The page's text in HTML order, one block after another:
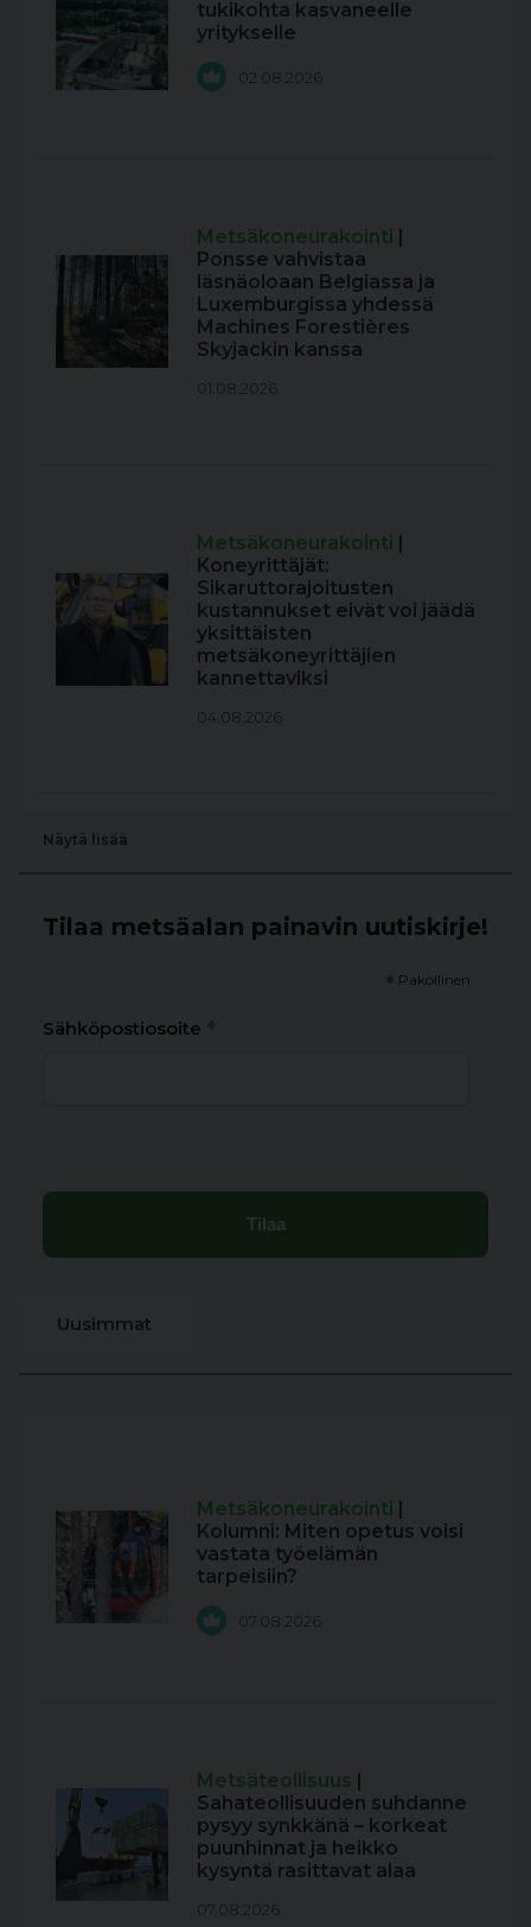
tukikohta kasvaneelle
yritykselle
02.08.2026
Metsäkoneurakointi |
Ponsse vahvistaa
läsnäoloaan Belgiassa ja
Luxemburgissa yhdessä
Machines Forestières
Skyjackin kanssa
01.08.2026
Metsäkoneurakointi |
Koneyrittäjät:
Sikaruttorajoitusten
kustannukset eivät voi jäädä
yksittäisten
metsäkoneyrittäjien
kannettaviksi
04.08.2026
Näytä lisää
Tilaa metsäalan painavin uutiskirje!
* Pakollinen
Sähköpostiosoite *
Uusimmat
Metsäkoneurakointi
Kolumni: Miten opetus voisi
vastata työelämän
tarpeisiin?
07.08.2026
Metsäteollisuus
Sahateollisuuden suhdanne
pysyy synkkänä – korkeat
puunhinnat ja heikko
kysyntä rasittavat alaa
07.08.2026